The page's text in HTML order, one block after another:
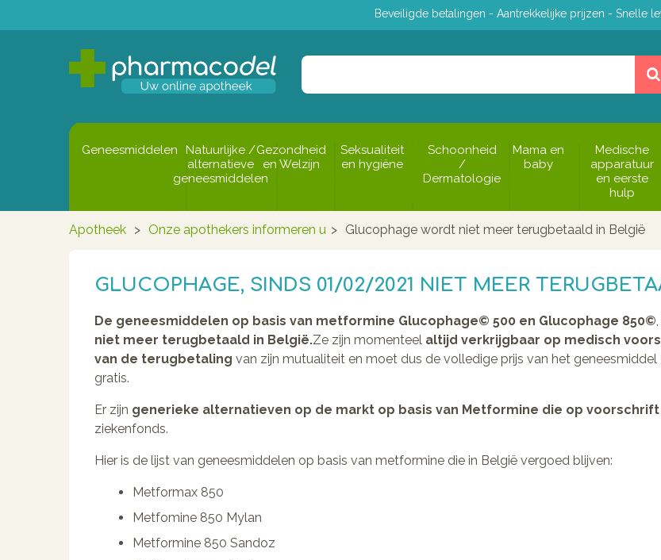
Beveiligde betalingen - Aantrekkelijke prijzen - Snelle
Geneesmiddelen
Natuurlijke /
alternatieve
geneesmiddelen
Gezondheid
en Welzijn
Seksualiteit
en hygiëne
Schoonheid
/
Dermatologie
Mama en
baby
Medische
apparatuur
en eerste
hulp
Apotheek > Onze apothekers informeren u > Glucophage wordt niet meer terugbetaald in België
GLUCOPHAGE, SINDS 01/02/2021 NIET MEER
De geneesmiddelen op basis van metformine Glucophage© 500 en Glucophage 850©
niet meer terugbetaald in België.Ze zijn momenteel altijd verkrijgbaar op medisch
van de terugbetaling van zijn mutualiteit en moet dus de volledige prijs van het
gratis.
Er zijn generieke alternatieven op de markt op basis van Metformine die op
ziekenfonds.
Hier is de lijst van geneesmiddelen op basis van metformine die in België vergoed blijven:
Metformax 850
Metfomine 850 Mylan
Metformine 850 Sandoz